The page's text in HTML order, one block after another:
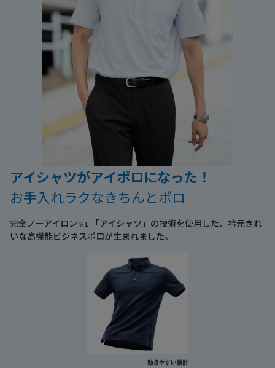
アイシャツがアイポロになった！
お手入れラクなきちんとポロ
完全ノーアイロン※1
「アイシャツ」の技術を使用した、衿元きれ
いな高機能ビジネスポロが生まれました。